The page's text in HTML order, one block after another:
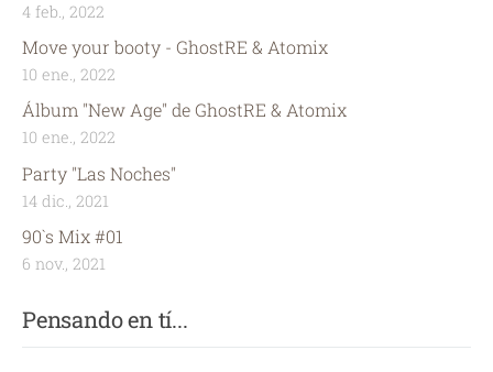
4 feb., 2022
Move your booty - GhostRE & Atomix
10 ene., 2022
Álbum "New Age" de GhostRE & Atomix
10 ene., 2022
Party "Las Noches"
14 dic., 2021
90`s Mix #01
6 nov., 2021
Pensando en tí...